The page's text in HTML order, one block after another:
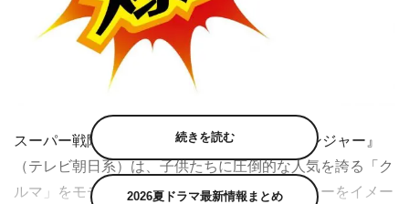
スーパー戦隊第
作となる『爆上戦隊ブンブンジャー』
（テレビ朝日系）は、子供たちに圧倒的な人気を誇る「ク
ルマ」をモチーフに、タイヤやスピードメーターをイメー
続きを読む
2026夏ドラマ最新情報まとめ